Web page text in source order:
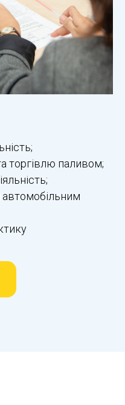
торгівлю паливом;
автомобільним